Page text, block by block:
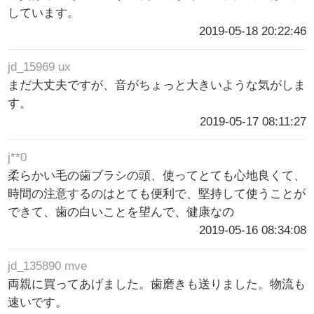
しています。
2019-05-18 20:22:46
jd_15969 ux
まだ大丈夫ですが、音がちょっと大きいような気がしま
す。
2019-05-17 08:11:27
j**0
柔らかい毛の歯ブラシの頭、使ってとても心地良くて、
時間の注意するのはとても便利で、堅持して使うことが
できて、歯の白いことを望んで、健康なの
2019-05-16 08:34:08
jd_135890 mve
両親に買ってあげました。歯磨きも送りました。物流も
速いです。